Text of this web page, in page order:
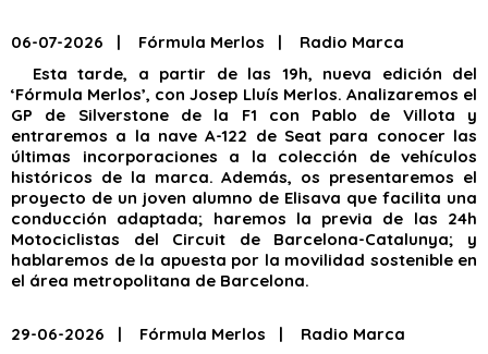
06-07-2026 | Fórmula Merlos | Radio Marca
Esta tarde, a partir de las 19h, nueva edición del
‘Fórmula Merlos’, con Josep Lluís Merlos. Analizaremos el
GP de Silverstone de la F1 con Pablo de Villota y
entraremos a la nave A-122 de Seat para conocer las
últimas incorporaciones a la colección de vehículos
históricos de la marca. Además, os presentaremos el
proyecto de un joven alumno de Elisava que facilita una
conducción adaptada; haremos la previa de las 24h
Motociclistas del Circuit de Barcelona-Catalunya; y
hablaremos de la apuesta por la movilidad sostenible en
el área metropolitana de Barcelona.
29-06-2026 | Fórmula Merlos | Radio Marca